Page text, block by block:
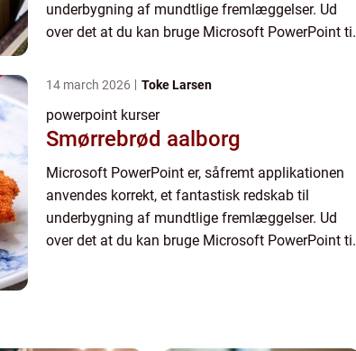
underbygning af mundtlige fremlæggelser. Ud
over det at du kan bruge Microsoft PowerPoint til
PowerPoint præsentat...
14 march 2026 Toke Larsen
powerpoint kurser
Smørrebrød aalborg
Microsoft PowerPoint er, såfremt applikationen
anvendes korrekt, et fantastisk redskab til
underbygning af mundtlige fremlæggelser. Ud
over det at du kan bruge Microsoft PowerPoint til